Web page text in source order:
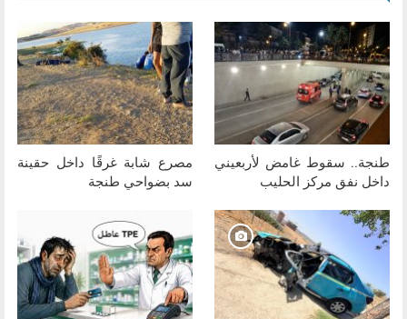
طنجة.. سقوط غامض لأربعيني
داخل نفق مركز الحليب
مصرع شابة غرقًا داخل حقينة
سد بضواحي طنجة